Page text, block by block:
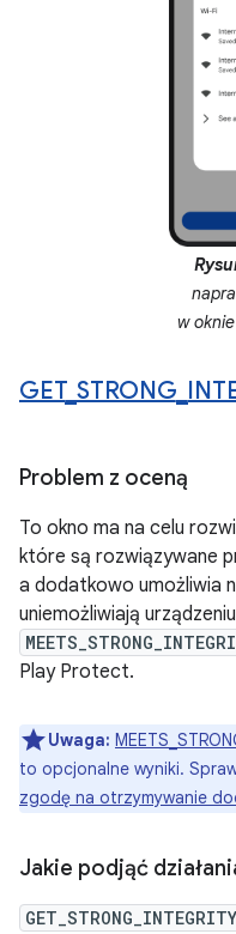
w oknie
GET_ STRONG_
Problem z oceną
To okno ma na celu
które są rozwiązywane
a dodatkowo umożliwia
uniemożliwiają
Play Protect.
Uwaga:
to opcjonalne wyniki.
zgodę na otrzymywanie
Jakie podjąć
GET_STRONG_INTEGRITY